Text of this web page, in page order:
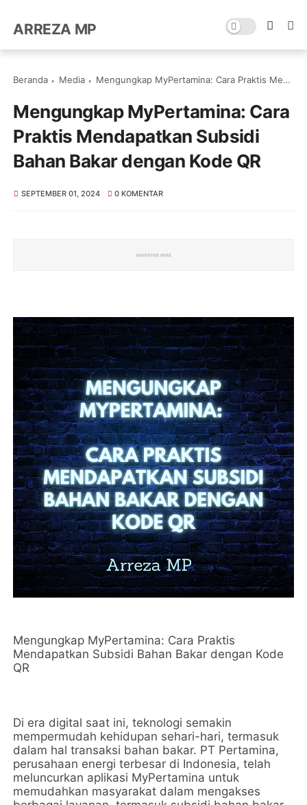
ARREZA MP
Beranda Media Mengungkap MyPertamina: Cara Praktis Mendapatkan Subsidi Bahan Bakar dengan Kode QR
Mengungkap MyPertamina: Cara
Praktis Mendapatkan Subsidi
Bahan Bakar dengan Kode QR
SEPTEMBER 01, 2024 0 KOMENTAR
Mengungkap MyPertamina: Cara Praktis
Mendapatkan Subsidi Bahan Bakar dengan Kode
QR
Di era digital saat ini, teknologi semakin
mempermudah kehidupan sehari-hari, termasuk
dalam hal transaksi bahan bakar. PT Pertamina,
perusahaan energi terbesar di Indonesia, telah
meluncurkan aplikasi MyPertamina untuk
memudahkan masyarakat dalam mengakses